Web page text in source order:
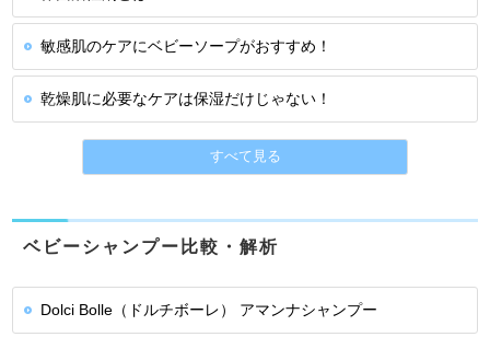
敏感肌のケアにベビーソープがおすすめ！
乾燥肌に必要なケアは保湿だけじゃない！
すべて見る
ベビーシャンプー比較・解析
Dolci Bolle（ドルチボーレ） アマンナシャンプー